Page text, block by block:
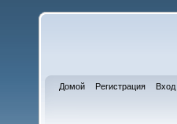
Домой Регистрация Вход